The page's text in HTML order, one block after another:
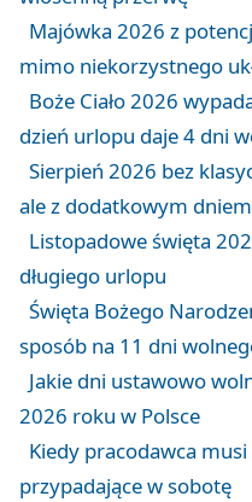
Majówka 2026 z
mimo niekorzystnego
Boże Ciało 2026
dzień urlopu daje 4 dni
Sierpień 2026 bez
ale z dodatkowym
Listopadowe święta
długiego urlopu
Święta Bożego
sposób na 11 dni
Jakie dni ustawowo
2026 roku w Polsce
Kiedy pracodawca
przypadające w sobotę